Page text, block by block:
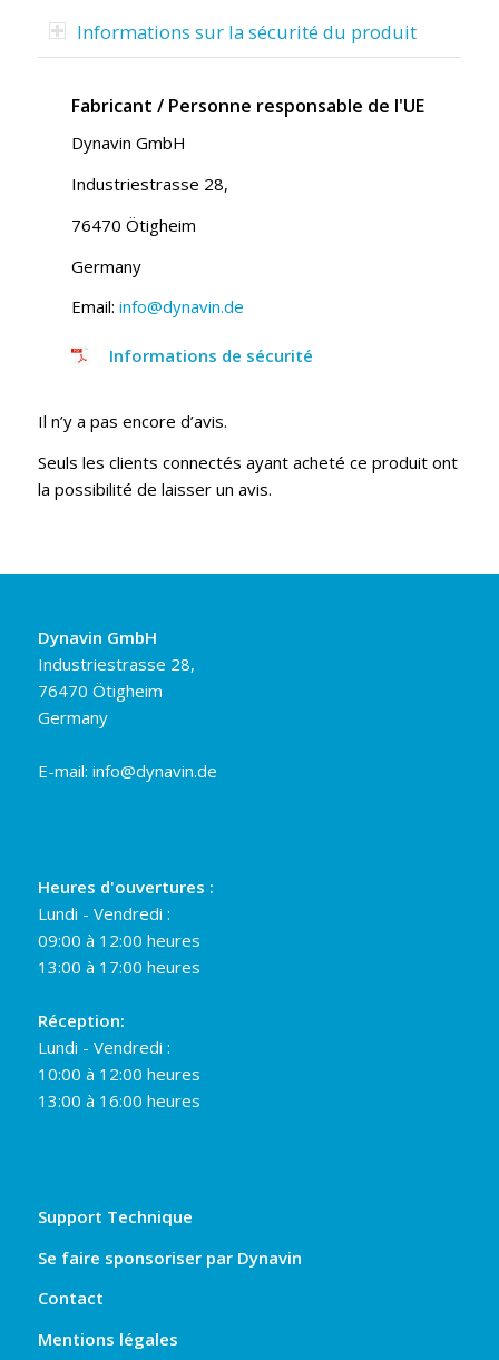
Informations sur la sécurité du produit
Fabricant / Personne responsable de l'UE
Dynavin GmbH
Industriestrasse 28,
76470 Ötigheim
Germany
Email: info@dynavin.de
Informations de sécurité
Il n’y a pas encore d’avis.
Seuls les clients connectés ayant acheté ce produit ont
la possibilité de laisser un avis.
Dynavin GmbH
Industriestrasse 28,
76470 Ötigheim
Germany
E-mail: info@dynavin.de
Heures d'ouvertures :
Lundi - Vendredi :
09:00 à 12:00 heures
13:00 à 17:00 heures
Réception:
Lundi - Vendredi :
10:00 à 12:00 heures
13:00 à 16:00 heures
Support Technique
Se faire sponsoriser par Dynavin
Contact
Mentions légales